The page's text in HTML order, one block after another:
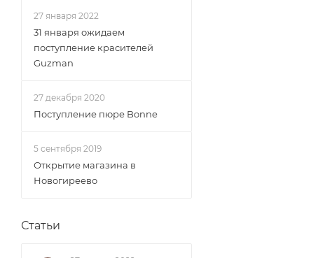
27 января 2022
31 января ожидаем
поступление красителей
Guzman
27 декабря 2020
Поступление пюре Bonne
5 сентября 2019
Открытие магазина в
Новогиреево
Статьи